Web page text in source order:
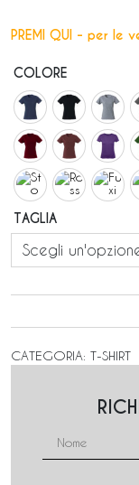
PREMI QUI - per le
COLORE
TAGLIA
CATEGORIA: T-SHIRT